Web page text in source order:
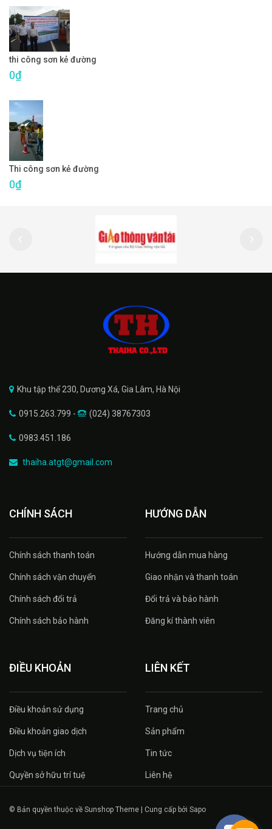
thi công sơn kẻ đường
0₫
Thi công sơn kẻ đường
0₫
Khu tập thể 230, Dương Xá, Gia Lâm, Hà Nội
0915.263.799 - (024) 38767303
0983.451.186
thaiha.atgt@gmail.com
CHÍNH SÁCH
Chính sách thanh toán
Chính sách vận chuyển
Chính sách đổi trả
Chính sách bảo hành
HƯỚNG DẪN
Hướng dẫn mua hàng
Giao nhận và thanh toán
Đổi trả và bảo hành
Đăng kí thành viên
ĐIỀU KHOẢN
Điều khoản sử dụng
Điều khoản giao dịch
Dịch vụ tiện ích
Quyền sở hữu trí tuệ
LIÊN KẾT
Trang chủ
Sản phẩm
Tin tức
Liên hệ
© Bản quyền thuộc về Sunshop Theme | Cung cấp bởi Sapo